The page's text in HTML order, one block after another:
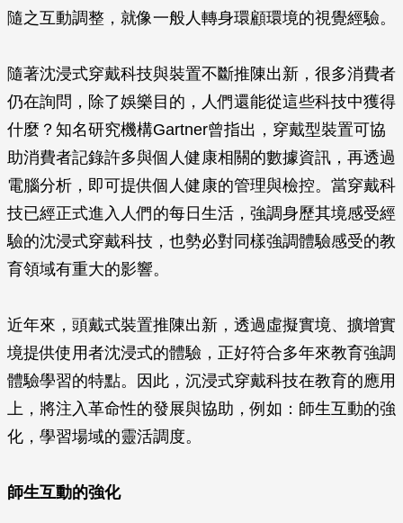
隨之互動調整，就像一般人轉身環顧環境的視覺經驗。
隨著沈浸式穿戴科技與裝置不斷推陳出新，很多消費者
仍在詢問，除了娛樂目的，人們還能從這些科技中獲得
什麼？知名研究機構Gartner曾指出，穿戴型裝置可協
助消費者記錄許多與個人健康相關的數據資訊，再透過
電腦分析，即可提供個人健康的管理與檢控。當穿戴科
技已經正式進入人們的每日生活，強調身歷其境感受經
驗的沈浸式穿戴科技，也勢必對同樣強調體驗感受的教
育領域有重大的影響。
近年來，頭戴式裝置推陳出新，透過虛擬實境、擴增實
境提供使用者沈浸式的體驗，正好符合多年來教育強調
體驗學習的特點。因此，沉浸式穿戴科技在教育的應用
上，將注入革命性的發展與協助，例如：師生互動的強
化，學習場域的靈活調度。
師生互動的強化